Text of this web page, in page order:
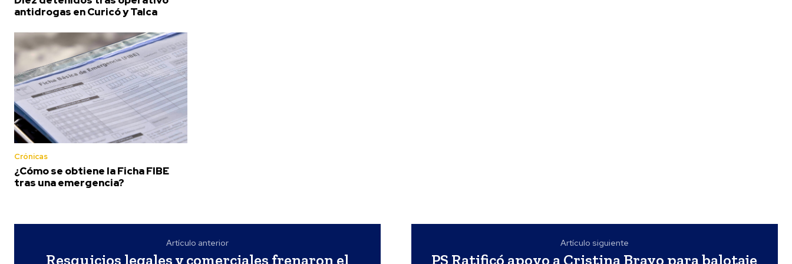
antidrogas en Curicó y Talca
Crónicas
¿Cómo se obtiene la Ficha FIBE
tras una emergencia?
Artículo anterior
Resquicios legales y comerciales frenaron el
Artículo siguiente
PS Ratificó apoyo a Cristina Bravo para balotaje